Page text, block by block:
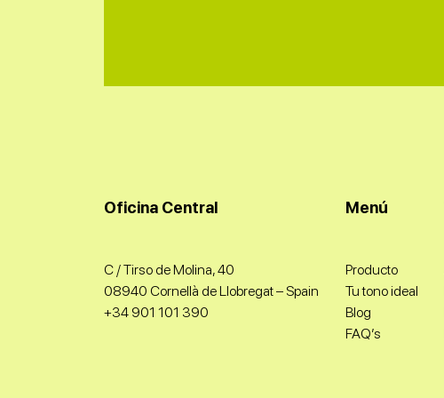
Oficina Central
C / Tirso de Molina, 40
08940 Cornellà de Llobregat – Spain
+34 901 101 390​
Menú
Producto
Tu tono ideal
Blog
FAQ’s